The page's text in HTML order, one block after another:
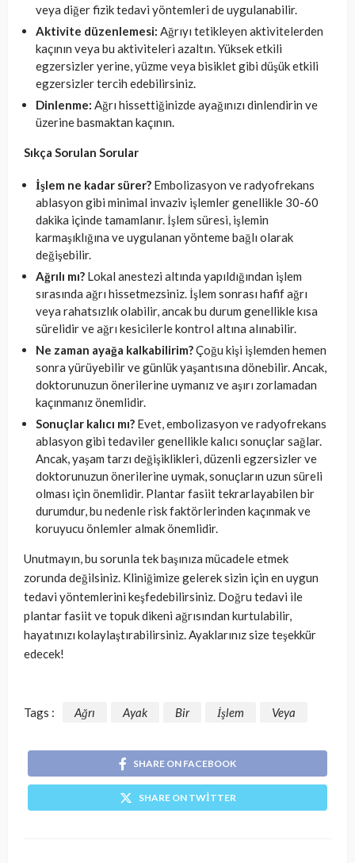
veya diğer fizik tedavi yöntemleri de uygulanabilir.
Aktivite düzenlemesi: Ağrıyı tetikleyen aktivitelerden
kaçının veya bu aktiviteleri azaltın. Yüksek etkili
egzersizler yerine, yüzme veya bisiklet gibi düşük etkili
egzersizler tercih edebilirsiniz.
Dinlenme: Ağrı hissettiğinizde ayağınızı dinlendirin ve
üzerine basmaktan kaçının.
Sıkça Sorulan Sorular
İşlem ne kadar sürer? Embolizasyon ve radyofrekans
ablasyon gibi minimal invaziv işlemler genellikle 30-60
dakika içinde tamamlanır. İşlem süresi, işlemin
karmaşıklığına ve uygulanan yönteme bağlı olarak
değişebilir.
Ağrılı mı? Lokal anestezi altında yapıldığından işlem
sırasında ağrı hissetmezsiniz. İşlem sonrası hafif ağrı
veya rahatsızlık olabilir, ancak bu durum genellikle kısa
sürelidir ve ağrı kesicilerle kontrol altına alınabilir.
Ne zaman ayağa kalkabilirim?Çoğu kişi işlemden hemen
sonra yürüyebilir ve günlük yaşantısına dönebilir. Ancak,
doktorunuzun önerilerine uymanız ve aşırı zorlamadan
kaçınmanız önemlidir.
Sonuçlar kalıcı mı? Evet, embolizasyon ve radyofrekans
ablasyon gibi tedaviler genellikle kalıcı sonuçlar sağlar.
Ancak, yaşam tarzı değişiklikleri, düzenli egzersizler ve
doktorunuzun önerilerine uymak, sonuçların uzun süreli
olması için önemlidir. Plantar fasiit tekrarlayabilen bir
durumdur, bu nedenle risk faktörlerinden kaçınmak ve
koruyucu önlemler almak önemlidir.
Unutmayın, bu sorunla tek başınıza mücadele etmek
zorunda değilsiniz. Kliniğimize gelerek sizin için en uygun
tedavi yöntemlerini keşfedebilirsiniz. Doğru tedavi ile
plantar fasiit ve topuk dikeni ağrısından kurtulabilir,
hayatınızı kolaylaştırabilirsiniz. Ayaklarınız size teşekkür
edecek!
Tags : Ağrı Ayak Bir İşlem Veya
SHARE ON FACEBOOK
SHARE ON TWITTER